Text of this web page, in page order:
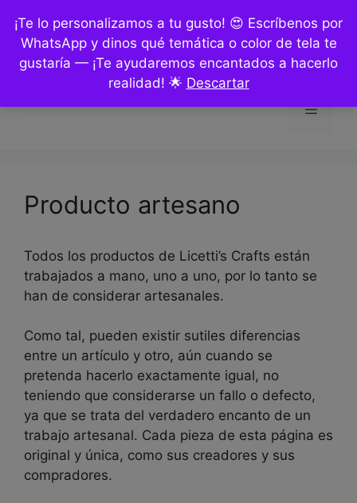
¡Te lo personalizamos a tu gusto! 😍 Escríbenos por
WhatsApp y dinos qué temática o color de tela te
gustaría — ¡Te ayudaremos encantados a hacerlo
realidad! 🌟 Descartar
contenido
Menú
Producto artesano
Todos los productos de Licetti’s Crafts están
trabajados a mano, uno a uno, por lo tanto se
han de considerar artesanales.
Como tal, pueden existir sutiles diferencias
entre un artículo y otro, aún cuando se
pretenda hacerlo exactamente igual, no
teniendo que considerarse un fallo o defecto,
ya que se trata del verdadero encanto de un
trabajo artesanal. Cada pieza de esta página es
original y única, como sus creadores y sus
compradores.